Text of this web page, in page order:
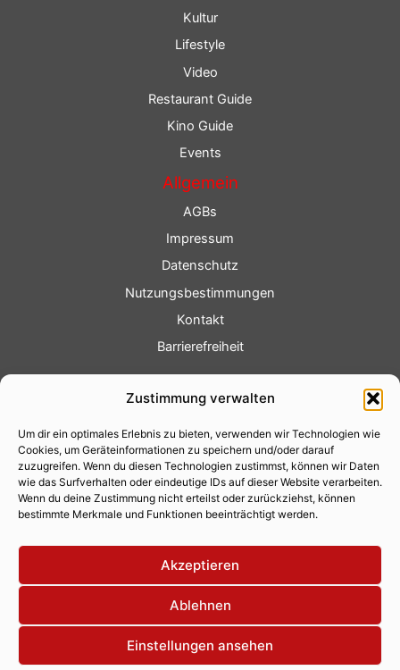
Zustimmung verwalten
Um dir ein optimales Erlebnis zu bieten, verwenden wir Technologien wie
Cookies, um Geräteinformationen zu speichern und/oder darauf
zuzugreifen. Wenn du diesen Technologien zustimmst, können wir Daten
wie das Surfverhalten oder eindeutige IDs auf dieser Website verarbeiten.
Wenn du deine Zustimmung nicht erteilst oder zurückziehst, können
bestimmte Merkmale und Funktionen beeinträchtigt werden.
Akzeptieren
Ablehnen
Einstellungen ansehen
Kultur
Lifestyle
Video
Restaurant Guide
Kino Guide
Events
Allgemein
AGBs
Impressum
Datenschutz
Nutzungsbestimmungen
Kontakt
Barrierefreiheit
Fotoservice
Videoservice
Werbung
Contenterstellung
Lokalnachrichten
Lokalfernsehen
Eventkalender